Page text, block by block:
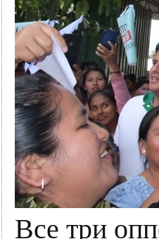
Все три